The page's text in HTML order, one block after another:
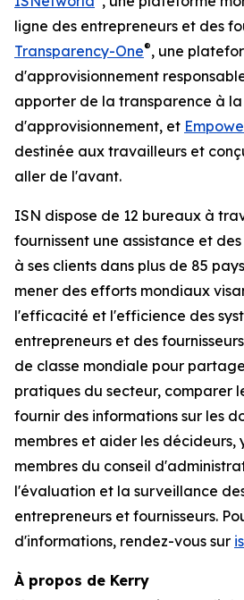
ligne des entrepreneurs et des
Transparency-One®, une
d'approvisionnement
apporter de la transparence à
d'approvisionnement, et
destinée aux travailleurs et
aller de l'avant.
ISN dispose de 12 bureaux à
fournissent une assistance et
à ses clients dans plus de 85
mener des efforts mondiaux
l'efficacité et l'efficience des
entrepreneurs et des
de classe mondiale pour
pratiques du secteur, comparer
fournir des informations sur les
membres et aider les décideurs,
membres du conseil
l'évaluation et la surveillance
entrepreneurs et fournisseurs.
d'informations, rendez-vous sur
À propos de Kerry